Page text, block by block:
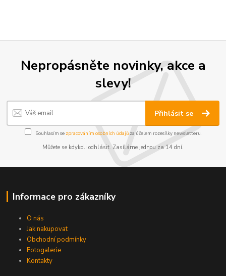
Nepropásněte novinky, akce a
slevy!
Přihlásit se
Souhlasím se zpracováním osobních údajůza účelem rozesílky newsletteru.
Můžete se kdykoli odhlásit. Zasíláme jednou za 14 dní.
Informace pro zákazníky
O nás
Jak nakupovat
Obchodní podmínky
Fotogalerie
Kontakty